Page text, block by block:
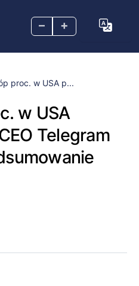
– +
proc. w USA p...
w USA
Telegram